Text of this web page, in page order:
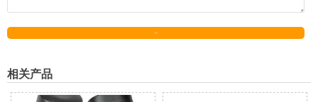
相关产品